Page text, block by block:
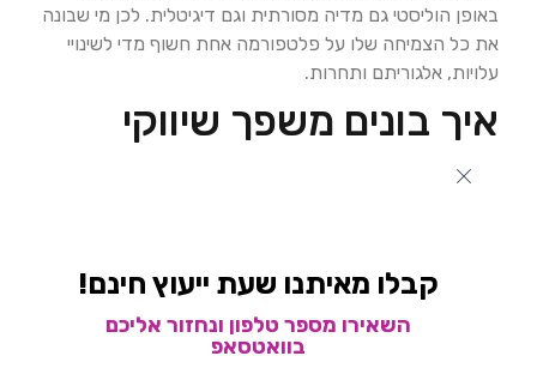
באופן הוליסטי גם מדיה מסורתית וגם דיגיטלית. לכן מי שבונה
את כל הצמיחה שלו על פלטפורמה אחת חשוף מדי לשינויי
עלויות, אלגוריתם ותחרות.
איך בונים משפך שיווקי
שעובד ומייצר ביקוש ולא
קודם נצטרך להבין את ההבדל בין יצירת ביקוש לתפיסת נתח
תפיסת נתח שוק אומר לתפוס ביקוש שכבר קיים, למשל
דרך חיפוש בגוגל, שופינג, מפות או רימרקטינג.יצירת
אומר ליצור העדפה עוד לפני שהחיפוש התחיל, למשל
קבלו מאיתנו שעת ייעוץ חינם!
השאירו מספר טלפון ונחזור אליכם
בוואטסאפ